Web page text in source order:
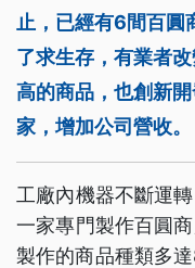
止，已經有6間百圓
了求生存，有業者
高的商品，也創新
家，增加公司營收。
工廠內機器不斷運
一家專門製作百圓
製作的商品種類多